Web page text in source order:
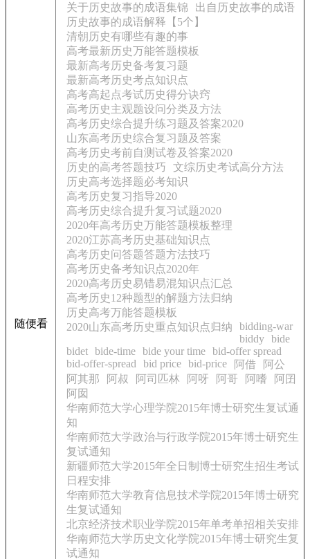
随便看
关于历史故事的成语集锦
出自历史故事的成语
历史故事的成语解释【5个】
清朝历史有哪些有趣的事
高考最新历史万能答题模板
最新高考历史备考复习题
最新高考历史考点知识点
高考高起点考试历史得分诀窍
高考历史主观题设问分类及方法
高考历史综合提升练习题及答案2020
山东高考历史综合复习题及答案
高考历史考前自测试卷及答案2020
历史的高考答题技巧
文综历史考试高分方法
历史高考选择题必考知识
高考历史复习指导2020
高考历史综合提升复习试题2020
2020年高考历史万能答题模板整理
2020江苏高考历史基础知识点
高考历史问答题答题方法技巧
高考历史备考知识点2020年
2020高考历史易错易混知识点汇总
高考历史12种题型的解题方法归纳
历史高考万能答题模板
2020山东高考历史重点知识点归纳
bidding-war
biddy bide
bidet bide-time bide your time bid-offer spread
bid-offer-spread
bid price bid-price 阿借
阿公
阿其那
阿叔 阿司匹林 阿呀 阿哥 阿嗜
阿囝
阿囡
华南师范大学心理学院2015年博士研究生复试通
知
华南师范大学政治与行政学院2015年博士研究生
复试通知
新疆师范大学2015年全日制博士研究生招生考试
日程安排
华南师范大学教育信息技术学院2015年博士研究
生复试通知
北京经济技术职业学院2015年单考单招相关安排
华南师范大学历史文化学院2015年博士研究生复
试通知